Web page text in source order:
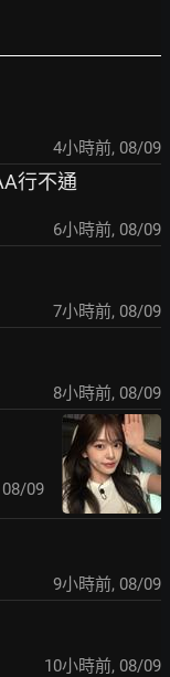
4小時前, 08/09
行不通
6小時前, 08/09
7小時前, 08/09
8小時前, 08/09
08/09
9小時前, 08/09
10小時前, 08/09